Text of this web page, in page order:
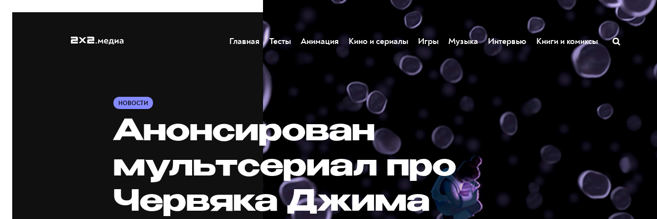
Главная Тесты Анимация Кино и сериалы Игры Музыка Интервью Книги и комиксы
НОВОСТИ
Анонсирован
мультсериал про
Червяка Джима